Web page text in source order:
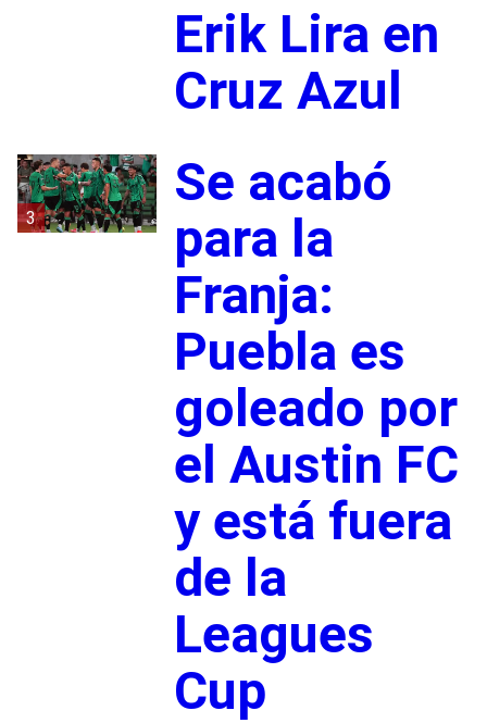
Erik Lira en
Cruz Azul
3
Se acabó
para la
Franja:
Puebla es
goleado por
el Austin FC
y está fuera
de la
Leagues
Cup